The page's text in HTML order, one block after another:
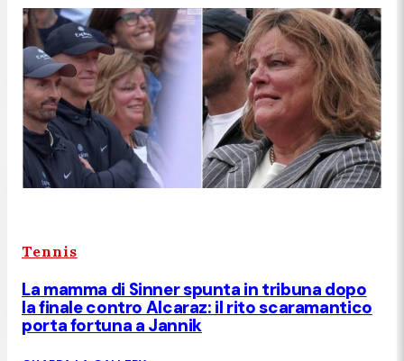
Tennis
La mamma di Sinner spunta in tribuna dopo
la finale contro Alcaraz: il rito scaramantico
porta fortuna a Jannik